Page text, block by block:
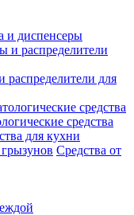
и диспенсеры
распределители для
средства
для кухни
Средства от